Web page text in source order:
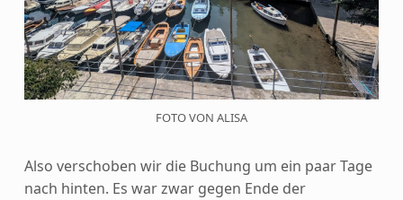
FOTO VON ALISA
Also verschoben wir die Buchung um ein paar Tage
nach hinten. Es war zwar gegen Ende der